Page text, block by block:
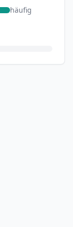
häufig